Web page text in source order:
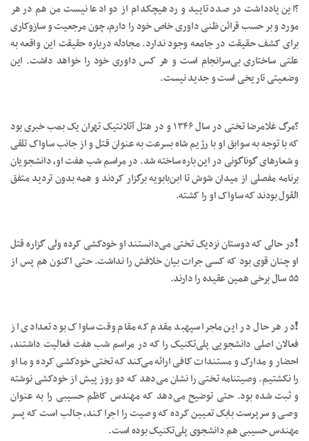
?این یادداشت در صدد تایید و رد هیچکدام از دو ادعا نیست من هم در هر
مورد و بر حسب قرائن ظنی داوری خاص خود را دارم، چون مرجعیت و سازوکاری
برای کشف حقیقت در جامعه وجود ندارد. مجادله درباره حقیقت این واقعه به
علتی ساختاری بی‌سرانجام است و هر کس داوری خود را خواهد داشت. این
وضعیتی تاریخی است و جدید نیست.
?مرگ غلامرضا تختی در سال ۱۳۴۶ و در هتل آتلانتیک تهران یک بمب خبری بود
که با توجه به سوابق او با رژیم شاه بسرعت به عنوان قتل و از جانب ساواک تلقی
و شعارهای گوناگونی در این باره ساخته شد. در مراسم شب هفت او، دانشجویان
برنامه مفصلی از میدان شوش تا ابن‌بابویه برگزار کردند و همه بدون تردید متفق
القول بودند که ساواک او را کشته.
❗️در حالی که دوستان نزدیک تختی می‌دانستند او خودکشی کرده ولی گزاره قتل
او چنان قوی بود که کسی جرات بیان خلافش را نداشت. حتی اکنون هم پس از
۵۵ سال برخی همین عقیده را دارند.
❗️در هر حال در این ماجرا سپهبد مقدم که مقام وقت ساواک بود تعدادی از
فعالان اصلی دانشجویی پلی‌تکنیک را که در مراسم شب هفت فعالیت داشتند،
احضار و مدارک و مستندات کافی ارائه می‌کند که تختی خودکشی کرده و ما او
را نکشتیم. وصیتنامه تختی را نشان می‌دهد که دو روز پیش از خودکشی نوشته
و ثبت شده بود. حتی توضیح می‌دهد که مهندس کاظم حسیبی را به عنوان
وصی و سرپرست بابک تعیین کرده که وصیت را اجرا کند، جالب است که پسر
مهندس حسیبی هم دانشجوی پلی‌تکنیک بوده است.